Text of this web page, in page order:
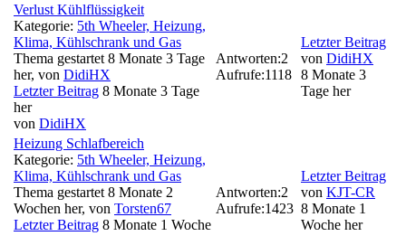
Verlust Kühlflüssigkeit
Kategorie: 5th Wheeler, Heizung,
Klima, Kühlschrank und Gas
Thema gestartet 8 Monate 3 Tage
her, von DidiHX
Letzter Beitrag 8 Monate 3 Tage
her
von DidiHX
Antworten:2
Aufrufe:1118
Letzter Beitrag
von DidiHX
8 Monate 3
Tage her
Heizung Schlafbereich
Kategorie: 5th Wheeler, Heizung,
Klima, Kühlschrank und Gas
Thema gestartet 8 Monate 2
Wochen her, von Torsten67
Letzter Beitrag 8 Monate 1 Woche
Antworten:2
Aufrufe:1423
Letzter Beitrag
von KJT-CR
8 Monate 1
Woche her